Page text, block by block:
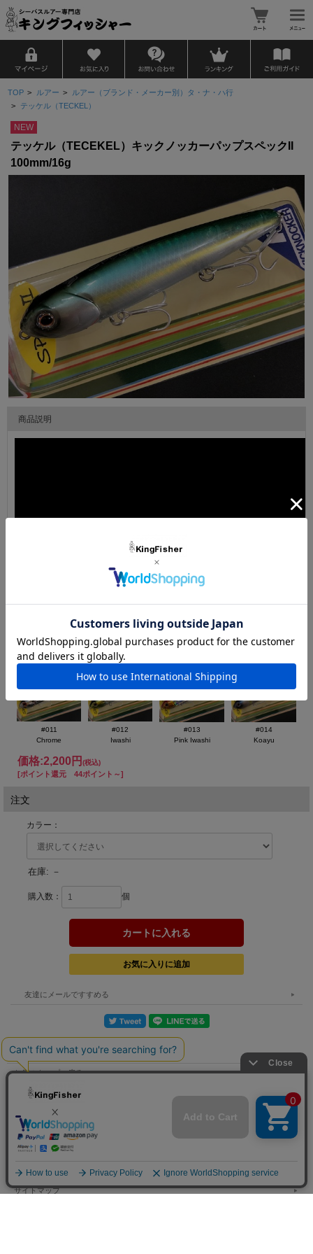
TOP > ルアー > ルアー（ブランド・メーカー別）タ・ナ・ハ行
> テッケル（TECKEL）
NEW
テッケル（TECEKEL）キックノッカーパップスペックII
100mm/16g
商品説明
テッケル（TECEKEL）キックノッカーパップスペックⅡ
100mm/16g
ボディはレギュラーのキックノッカーパップと同じで、ウエイト
バランスだけを変えたモデルとなります。
具体的にはテール部のタングステンボールを１個から２個に変更
しました。
その為、ノーマルのパップが水平に近い斜め浮きなのに対してか
なり垂直に近い立ち浮き姿勢になっています。
が可能です。
更に、高速の連続首振りアクションをされる際に、水面を飛び出
しにくく波気があるような状況でも安定して誘う事ができます。
ノーマルと同じように、カン高いラトル音は健在です。
◆length：100mm ◆Weight：16g ◆Type：フローティング
▼ 商品説明の続きを見る ▼
カラーバリエーション
#004
Chartreuse Shiner
#006
Threadfin Shad
Clear Ice
Bone
#011
Chrome
#012
Iwashi
#013
Pink Iwashi
#014
Koayu
価格:2,200円 (税込)
[ポイント還元 44ポイント～]
注文
カラー：
在庫: －
購入数： 個
友達にメールですすめる
お店のトップへ戻る
カートを見る
マイページへ
ご利用案内
特定商取引法表示
個人情報の取扱い
サイトマップ